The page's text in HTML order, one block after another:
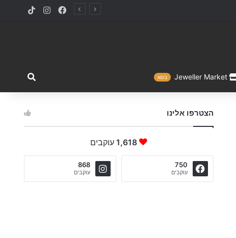
Facebook
Instagram
Jeweller Market בטא מה
הצטרפו אלינו
1,618 עוקבים
750
עוקבים
868
עוקבים